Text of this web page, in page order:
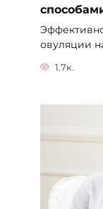
овуляции
1.7к.